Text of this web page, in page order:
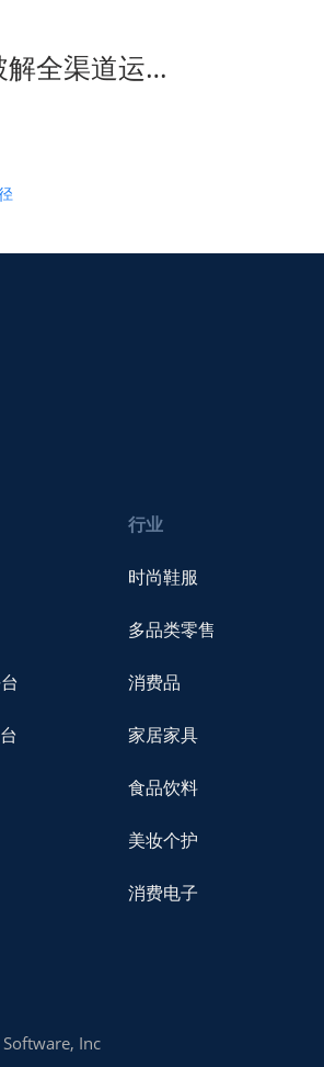
解全渠道运…
行业
时尚鞋服
多品类零售
消费品
家居家具
食品饮料
美妆个护
消费电子
Inc